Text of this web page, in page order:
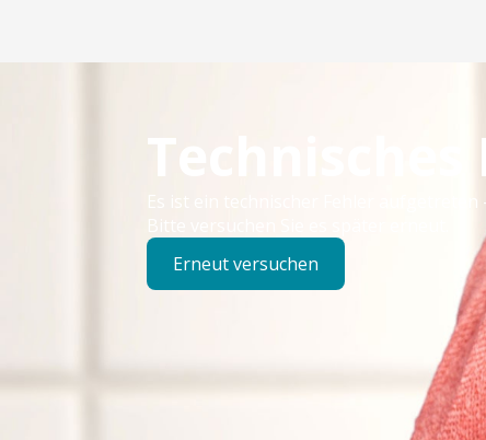
Es ist ein technischer Fehler
Bitte versuchen Sie es später erneut.
Erneut versuchen